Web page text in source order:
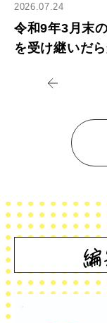
2026.07.24
令和9年3月末
を受け継いだ